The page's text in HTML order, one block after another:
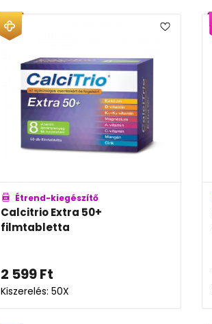
Étrend-kiegészítő
Calcitrio Extra 50+
filmtabletta
2 599Ft
Kiszerelés: 50X